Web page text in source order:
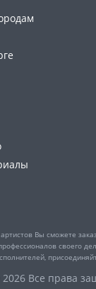
Вы сможете
своего
Все права